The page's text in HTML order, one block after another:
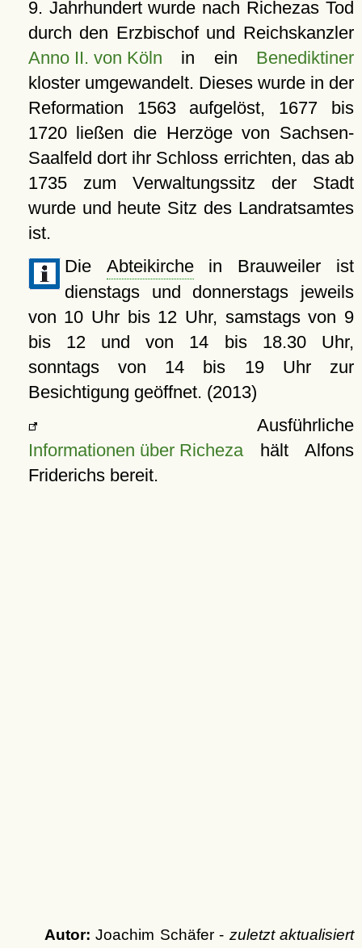
9. Jahrhundert wurde nach Richezas Tod
durch den Erzbischof und Reichskanzler
Anno II. von Köln in ein Benediktiner
kloster umgewandelt. Dieses wurde in der
Reformation 1563 aufgelöst, 1677 bis
1720 ließen die Herzöge von Sachsen-
Saalfeld dort ihr Schloss errichten, das ab
1735 zum Verwaltungssitz der Stadt
wurde und heute Sitz des Landratsamtes
ist.
Die Abteikirchein Brauweiler ist
dienstags und donnerstags jeweils
von 10 Uhr bis 12 Uhr, samstags von 9
bis 12 und von 14 bis 18.30 Uhr,
sonntags von 14 bis 19 Uhr zur
Besichtigung geöffnet. (2013)
Ausführliche
Informationen über Richezahält Alfons
Friderichs bereit.
Autor: Joachim Schäfer - zuletzt aktualisiert